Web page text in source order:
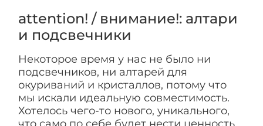
attention! / внимание!: алтари
и подсвечники
Некоторое время у нас не было ни
подсвечников, ни алтарей для
окуриваний и кристаллов, потому что
мы искали идеальную совместимость.
Хотелось чего-то нового, уникального,
что само по себе будет нести ценность